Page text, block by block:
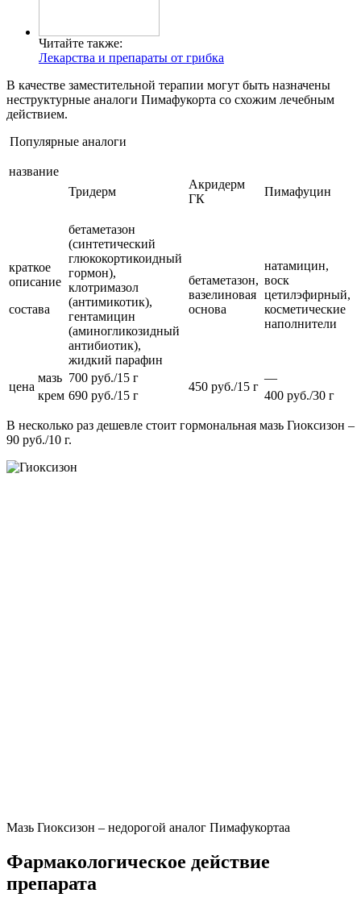
Читайте также:
Лекарства и препараты от грибка
В качестве заместительной терапии могут быть назначены
неструктурные аналоги Пимафукорта со схожим лечебным
действием.
Популярные аналоги
название
Тридерм
Акридерм
ГК
Пимафуцин
краткое
описание
состава
бетаметазон
(синтетический
глюкокортикоидный
гормон),
клотримазол
(антимикотик),
гентамицин
(аминогликозидный
антибиотик),
жидкий парафин
бетаметазон,
вазелиновая
основа
натамицин,
воск
цетилэфирный,
косметические
наполнители
цена
мазь 700 руб./15 г
450 руб./15 г
—
крем 690 руб./15 г 400 руб./30 г
В несколько раз дешевле стоит гормональная мазь Гиоксизон –
90 руб./10 г.
Мазь Гиоксизон – недорогой аналог Пимафукортаа
Фармакологическое действие
препарата